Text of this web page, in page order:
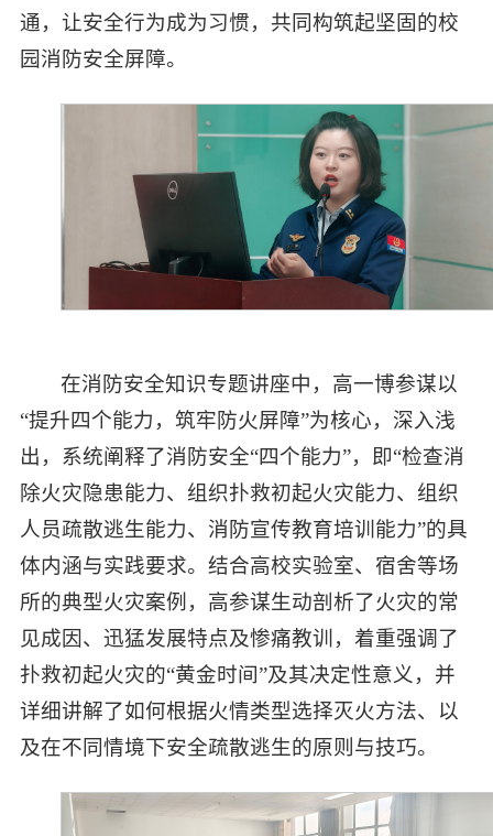
通，让安全行为成为习惯，共同构筑起坚固的校
园消防安全屏障。
在消防安全知识专题讲座中，高一博参谋以
“提升四个能力，筑牢防火屏障”为核心，深入浅
出，系统阐释了消防安全“四个能力”，即“检查消
除火灾隐患能力、组织扑救初起火灾能力、组织
人员疏散逃生能力、消防宣传教育培训能力”的具
体内涵与实践要求。结合高校实验室、宿舍等场
所的典型火灾案例，高参谋生动剖析了火灾的常
见成因、迅猛发展特点及惨痛教训，着重强调了
扑救初起火灾的“黄金时间”及其决定性意义，并
详细讲解了如何根据火情类型选择灭火方法、以
及在不同情境下安全疏散逃生的原则与技巧。